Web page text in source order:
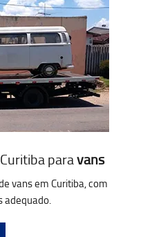
paravans
vans em Curitiba, com
adequado.